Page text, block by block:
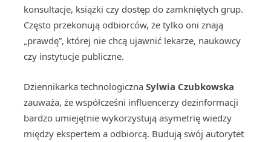
konsultacje, książki czy dostęp do zamkniętych grup.
Często przekonują odbiorców, że tylko oni znają
„prawdę”, której nie chcą ujawnić lekarze, naukowcy
czy instytucje publiczne.
Dziennikarka technologiczna Sylwia Czubkowska
zauważa, że współcześni influencerzy dezinformacji
bardzo umiejętnie wykorzystują asymetrię wiedzy
między ekspertem a odbiorcą. Budują swój autorytet